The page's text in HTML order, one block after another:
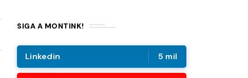
SIGA A MONTINK!
Linkedin 5 mil